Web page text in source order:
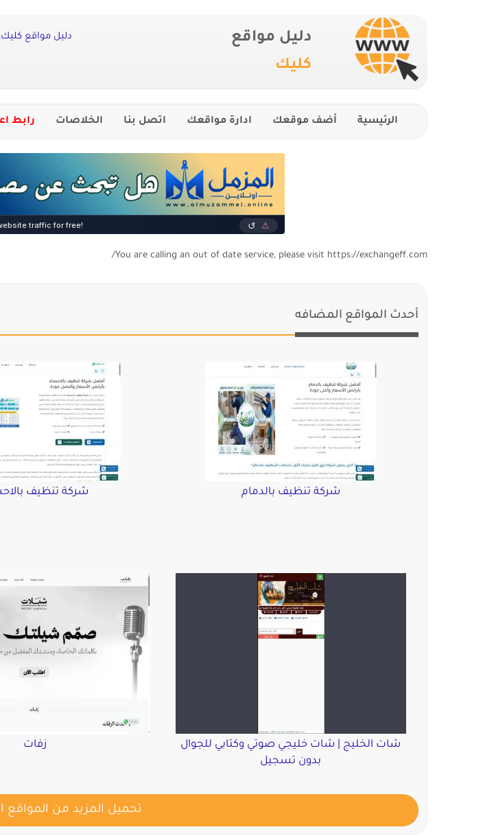
دليل مواقع
كليك
دليل مواقع
الرئيسية أضف موقعك ادارة مواقعك اتصل بنا الخلاصات رابط
You are calling an out of date service, please visit https://exchangeff.com/
أحدث المواقع المضافه
شركة تنظيف بالدمام شركة تنظيف
شات الخليج | شات خليجي صوتي وكتابي للجوال
بدون تسجيل
زفات
تحميل المزيد من المواقع